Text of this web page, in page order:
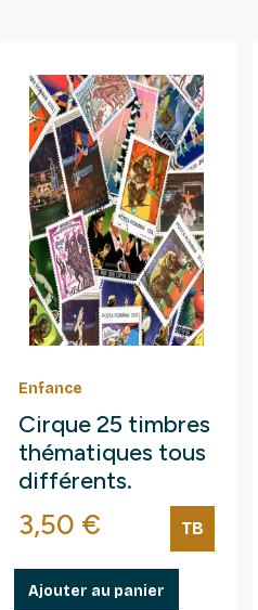
Enfance
Cirque 25 timbres
thématiques tous
différents.
Prix
3,50 € TB
Ajouter au panier